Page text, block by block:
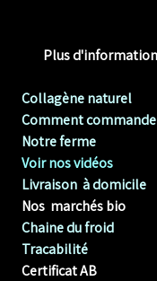
Plus
Collagène naturel
Comment
Notre ferme
Voir nos vidéos
Livraison à domicile
Nos marchés bio
Chaine du froid
Tracabilité
Certificat AB